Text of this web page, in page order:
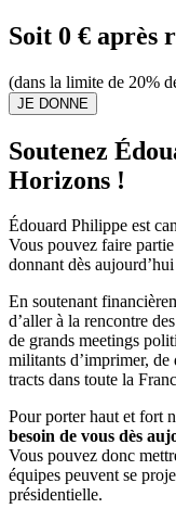
Soit 0 € après
(dans la limite de 20%
Soutenez
Horizons !
Édouard Philippe est
Vous pouvez faire
donnant dès
En soutenant
d’aller à la rencontre
de grands meetings
militants d’imprimer, de
tracts dans toute la
Pour porter haut et fort
besoin de vous dès
Vous pouvez donc
équipes peuvent se
présidentielle.